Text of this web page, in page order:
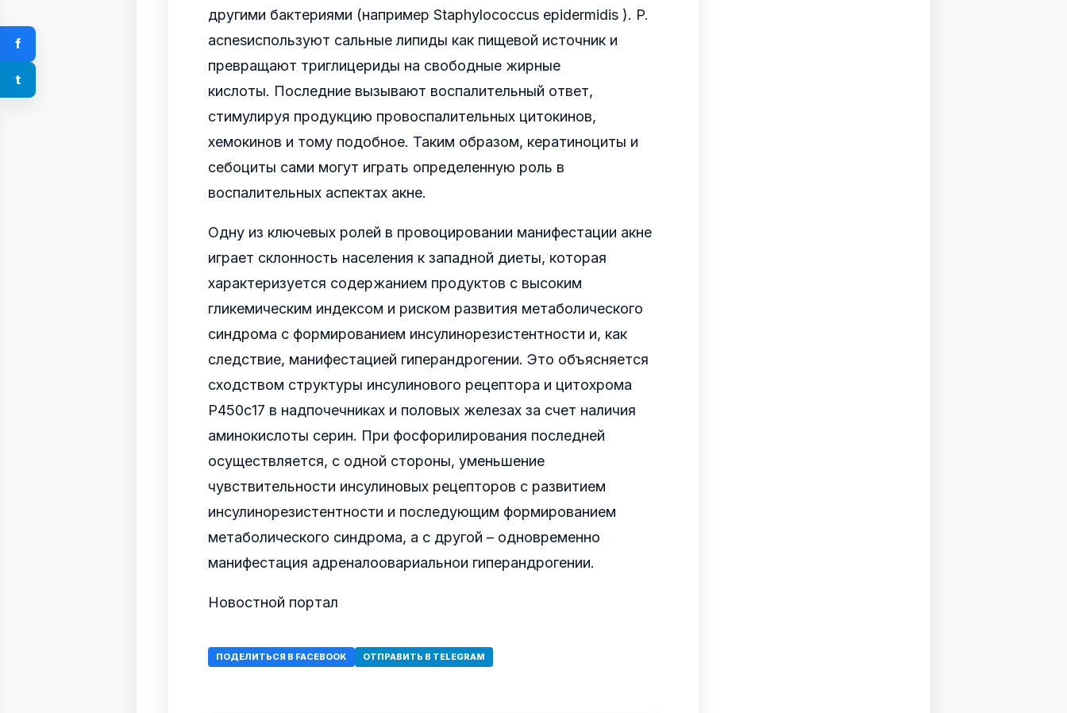
другими бактериями (например Staphylococcus epidermidis ). P.
acnesиспользуют сальные липиды как пищевой источник и
превращают триглицериды на свободные жирные
кислоты. Последние вызывают воспалительный ответ,
стимулируя продукцию провоспалительных цитокинов,
хемокинов и тому подобное. Таким образом, кератиноциты и
себоциты сами могут играть определенную роль в
воспалительных аспектах акне.
Одну из ключевых ролей в провоцировании манифестации акне
играет склонность населения к западной диеты, которая
характеризуется содержанием продуктов с высоким
гликемическим индексом и риском развития метаболического
синдрома с формированием инсулинорезистентности и, как
следствие, манифестацией гиперандрогении. Это объясняется
сходством структуры инсулинового рецептора и цитохрома
Р450с17 в надпочечниках и половых железах за счет наличия
аминокислоты серин. При фосфорилирования последней
осуществляется, с одной стороны, уменьшение
чувствительности инсулиновых рецепторов с развитием
инсулинорезистентности и последующим формированием
метаболического синдрома, а с другой – одновременно
манифестация адреналоовариальнои гиперандрогении.
Новостной портал
ПОДЕЛИТЬСЯ В FACEBOOK ОТПРАВИТЬ В TELEGRAM
f
t